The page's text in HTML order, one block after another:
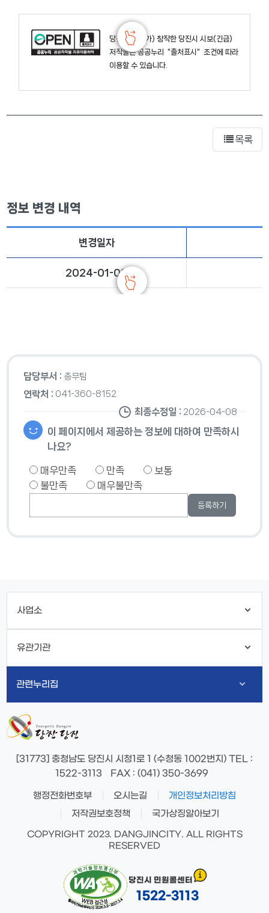
당진시청 이(가) 창작한당진시 시보(긴급)
저작물은 공공누리
"출처표시"
조건에 따라
이용할 수 있습니다.
목록
정보 변경 내역
변경일자
2024-01-08
담당부서 : 총무팀
연락처 : 041-360-8152
최종수정일 : 2026-04-08
이 페이지에서 제공하는 정보에 대하여 만족하시
나요?
매우만족 만족
보통
불만족
매우불만족
사업소
유관기관
관련누리집
[31773] 충청남도 당진시 시청1로 1 (수청동 1002번지) TEL :
1522-3113
FAX: (041) 350-3699
행정전화번호부 오시는길
개인정보처리방침
저작권보호정책
국가상징알아보기
COPYRIGHT 2023. DANGJINCITY. ALL RIGHTS
RESERVED
당진시 민원콜센터
1522-3113